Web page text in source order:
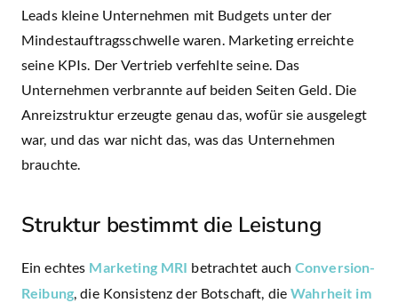
Leads kleine Unternehmen mit Budgets unter der
Mindestauftragsschwelle waren. Marketing erreichte
seine KPIs. Der Vertrieb verfehlte seine. Das
Unternehmen verbrannte auf beiden Seiten Geld. Die
Anreizstruktur erzeugte genau das, wofür sie ausgelegt
war, und das war nicht das, was das Unternehmen
brauchte.
Struktur bestimmt die Leistung
Ein echtes Marketing MRI betrachtet auch Conversion-
Reibung, die Konsistenz der Botschaft, dieWahrheit im